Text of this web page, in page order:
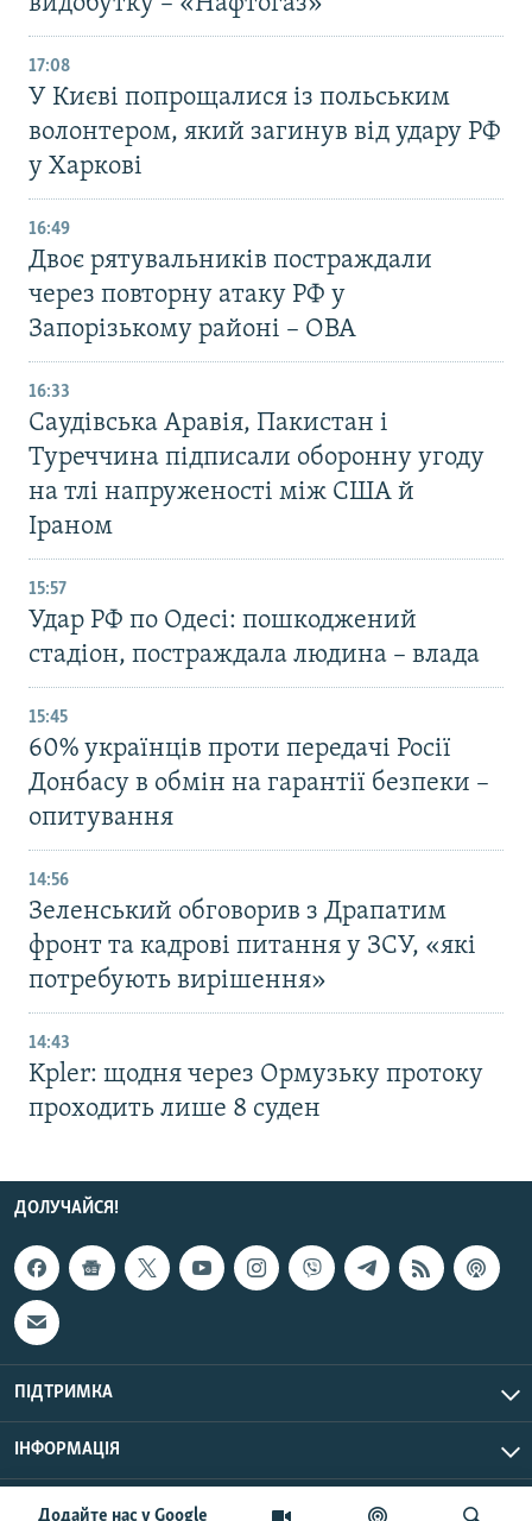
Додайте нас у Google
17:08
У Києві попрощалися із польським
волонтером, який загинув від удару РФ
у Харкові
16:49
Двоє рятувальників постраждали
через повторну атаку РФ у
Запорізькому районі – ОВА
16:33
Саудівська Аравія, Пакистан і
Туреччина підписали оборонну угоду
на тлі напруженості між США й
Іраном
15:57
Удар РФ по Одесі: пошкоджений
стадіон, постраждала людина – влада
15:45
60% українців проти передачі Росії
Донбасу в обмін на гарантії безпеки –
опитування
14:56
Зеленський обговорив з Драпатим
фронт та кадрові питання у ЗСУ, «які
потребують вирішення»
14:43
Kpler: щодня через Ормузьку протоку
проходить лише 8 суден
ДОЛУЧАЙСЯ!
ПІДТРИМКА
ІНФОРМАЦІЯ
© Радіо Свобода, 2026 | Усі права застережено.
UTC+3